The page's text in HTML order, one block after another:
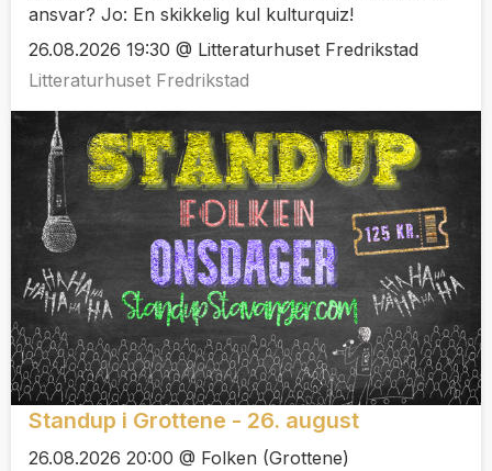
ansvar? Jo: En skikkelig kul kulturquiz!
26.08.2026 19:30 @ Litteraturhuset Fredrikstad
Litteraturhuset Fredrikstad
Standup i Grottene - 26. august
26.08.2026 20:00 @ Folken (Grottene)